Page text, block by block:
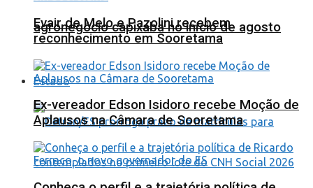
agronegócio capixaba no início de agosto
Estado
Evair de Melo e Pazolini recebem
reconhecimento em Sooretama
Ex-vereador Edson Isidoro recebe Moção de
Aplausos na Câmara de Sooretama